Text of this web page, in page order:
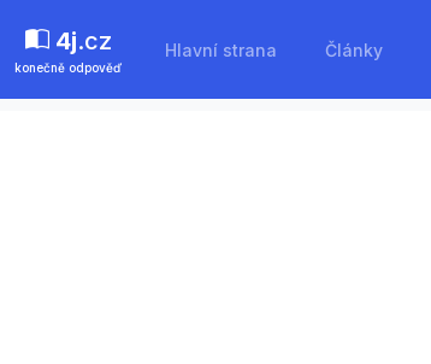
4j.cz
konečně odpověď
Hlavní strana Články